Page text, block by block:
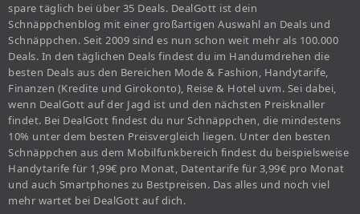
spare täglich bei über 35 Deals. DealGott ist dein
Schnäppchenblog mit einer großartigen Auswahl an Deals und
Schnäppchen. Seit 2009 sind es nun schon weit mehr als 100.000
Deals. In den täglichen Deals findest du im Handumdrehen die
besten Deals aus den Bereichen Mode & Fashion, Handytarife,
Finanzen (Kredite und Girokonto), Reise & Hotel uvm. Sei dabei,
wenn DealGott auf der Jagd ist und den nächsten Preisknaller
findet. Bei DealGott findest du nur Schnäppchen, die mindestens
10% unter dem besten Preisvergleich liegen. Unter den besten
Schnäppchen aus dem Mobilfunkbereich findest du beispielsweise
Handytarife für 1,99€ pro Monat, Datentarife für 3,99€ pro Monat
und auch Smartphones zu Bestpreisen. Das alles und noch viel
mehr wartet bei DealGott auf dich.